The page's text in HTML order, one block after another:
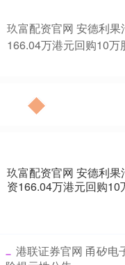
玖富配资官网 安德利
166.04万港元回购10万
玖富配资官网 安德利
资166.04万港元回购10
港联证券官网 甬矽电